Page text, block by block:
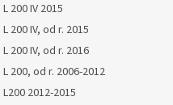
L 200 IV 2015
L 200 IV, od r. 2015
L 200 IV, od r. 2016
L 200, od r. 2006-2012
L200 2012-2015